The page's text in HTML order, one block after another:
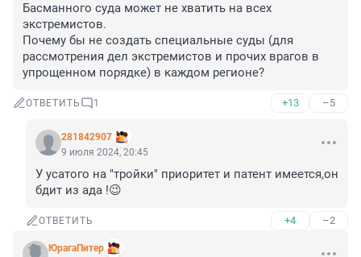
Басманного суда может не хватить на всех
экстремистов.
Почему бы не создать специальные суды (для
рассмотрения дел экстремистов и прочих врагов в
упрощенном порядке) в каждом регионе?
ОТВЕТИТЬ 1 +13 –5
281842907
9 июля 2024, 20:45
У усатого на "тройки" приоритет и патент имеется,он
бдит из ада !😉
ОТВЕТИТЬ +4 –2
ЮрагаПитер